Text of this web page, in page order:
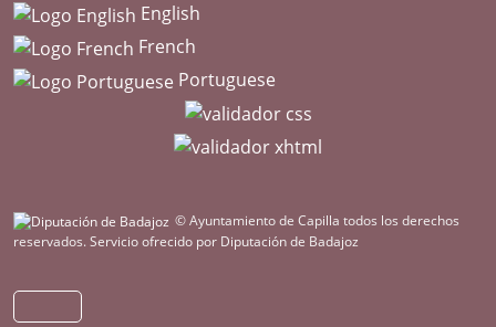
English
French
Portuguese
© Ayuntamiento de Capilla todos los derechos
reservados.Servicio ofrecido por Diputación de Badajoz